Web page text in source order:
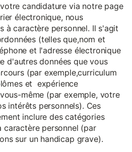
candidature via notre page
électronique, nous
à caractère personnel. Il s'agit
(telles que,nom et
et l'adresse électronique
d'autres données que vous
(par exemple,curriculum
et expérience
même (par exemple, votre
intérêts personnels). Ces
inclure des catégories
caractère personnel (par
sur un handicap grave).